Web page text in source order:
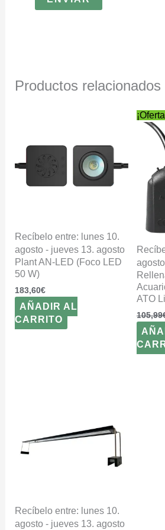
Productos relacionados
Recíbelo entre: lunes 10.
agosto - jueves 13. agosto
Plant AN-LED (Foco LED
50 W)
183,60€
AÑADIR AL
CARRITO
ATO
105,99
Recíbelo entre: lunes 10.
agosto - jueves 13. agosto